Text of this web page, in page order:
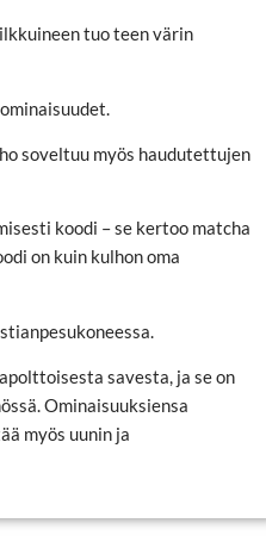
tuo teen värin
soveltuu myös haudutettujen
koodi – se kertoo matcha
on kuin kulhon oma
savesta, ja se on
Ominaisuuksiensa
myös uunin ja